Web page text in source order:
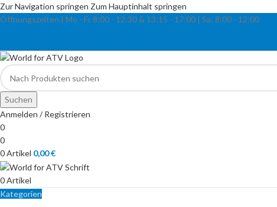
Zur Navigation springen Zum Hauptinhalt springen
Öffnungszeiten | Mo - Fr 8:00 - 12:30 & 13:15 - 17:00 | Sa: 8:00 - 12:00
Suchen
Anmelden / Registrieren
0
0
0Artikel 0,00€
0Artikel
Kategorien